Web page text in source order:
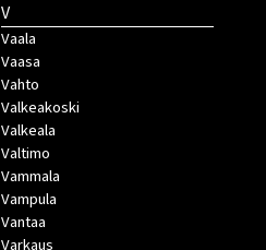
V
Vaala
Vaasa
Vahto
Valkeakoski
Valkeala
Valtimo
Vammala
Vampula
Vantaa
Varkaus